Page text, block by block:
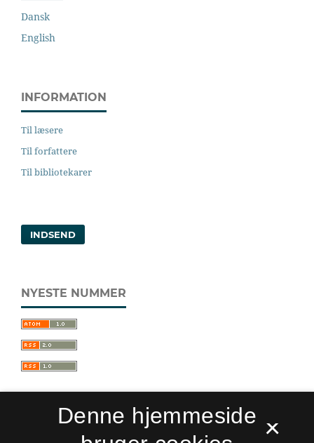
Dansk
English
INFORMATION
Til læsere
Til forfattere
Til bibliotekarer
INDSEND
NYESTE NUMMER
Sprogforum. Tidsskrift for sprog- og ×
Denne hjemmeside